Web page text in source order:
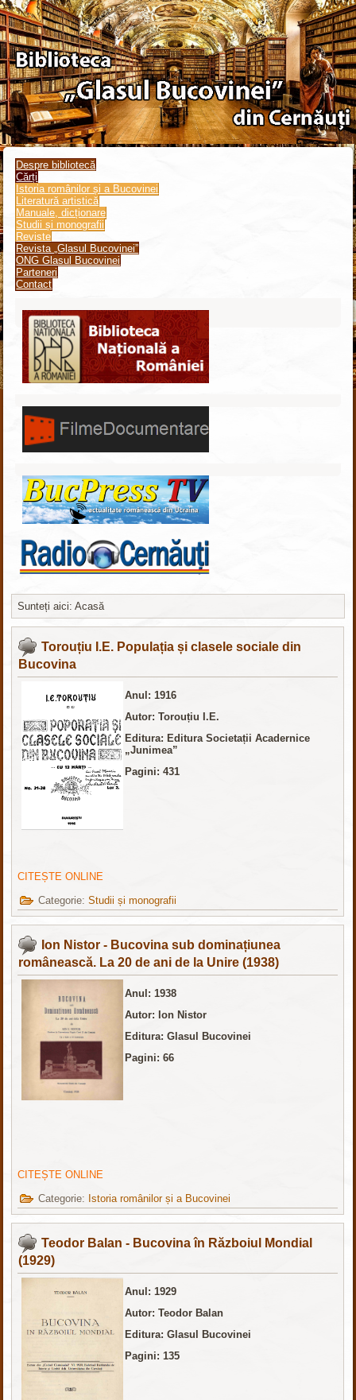
Despre bibliotecă
Cărți
Istoria românilor și a Bucovinei
Literatură artistică
Manuale, dicționare
Studii și monografii
Reviste
Revista „Glasul Bucovinei”
ONG Glasul Bucovinei
Parteneri
Contact
Sunteți aici:Acasă
Torouțiu I.E. Populația și clasele sociale din
Bucovina
Anul: 1916
Autor: Torouțiu I.E.
Editura: Editura Societații Acadernice
„Junimea”
Pagini: 431
CITEȘTE ONLINE
Categorie:Studii și monografii
Ion Nistor - Bucovina sub dominațiunea
românească. La 20 de ani de la Unire (1938)
Anul: 1938
Autor: Ion Nistor
Editura: Glasul Bucovinei
Pagini: 66
CITEȘTE ONLINE
Categorie: Istoria românilor și a Bucovinei
Teodor Balan - Bucovina în Războiul Mondial
(1929)
Anul:1929
Autor: Teodor Balan
Editura: Glasul Bucovinei
Pagini: 135